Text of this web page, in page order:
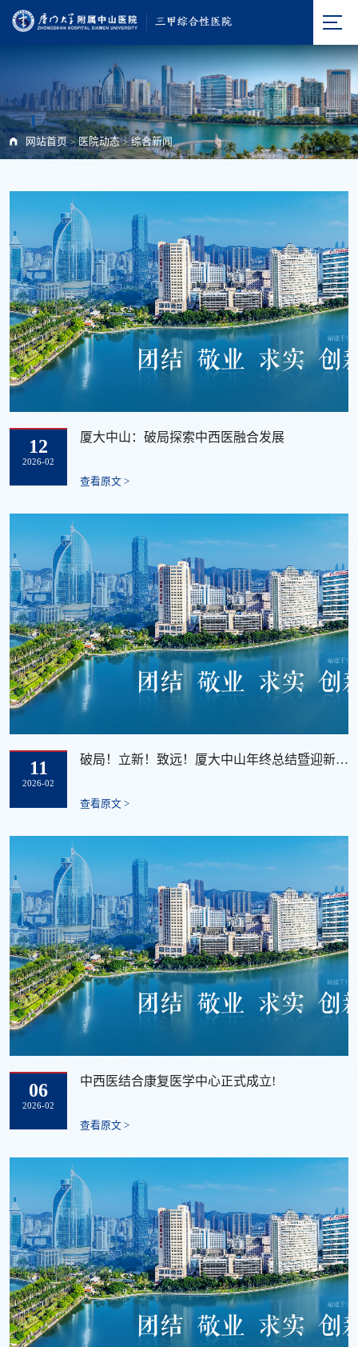
网站首页 > 医院动态 > 综合新闻
12
2026-02
厦大中山：破局探索中西医融合发展
查看原文 >
11
2026-02
破局！立新！致远！厦大中山年终总结暨迎新大会圆满收官
查看原文 >
06
2026-02
中西医结合康复医学中心正式成立!
查看原文 >